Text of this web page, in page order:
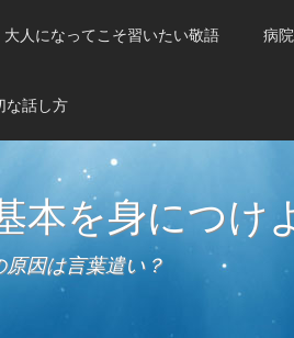
大人になってこそ習いたい敬語 病
な話し方
本を身につけ
因は言葉遣い？